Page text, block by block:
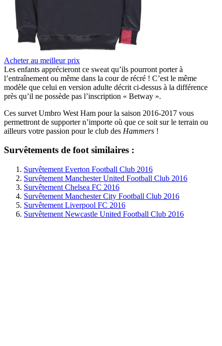
Acheter au meilleur prix
Les enfants apprécieront ce sweat qu’ils pourront porter à
l’entraînement ou même dans la cour de récré ! C’est le même
modèle que celui en version adulte décrit ci-dessus à la différence
près qu’il ne possède pas l’inscription « Betway ».
Ces survet Umbro West Ham pour la saison 2016-2017 vous
permettront de supporter n’importe où que ce soit sur le terrain ou
ailleurs votre passion pour le club des Hammers !
Survêtements de foot similaires :
Survêtement Everton Football Club 2016
Survêtement Manchester United Football Club 2016
Survêtement Chelsea FC 2016
Survêtement Manchester City Football Club 2016
Survêtement Liverpool FC 2016
Survêtement Newcastle United Football Club 2016